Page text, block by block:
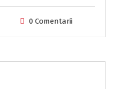
0 Comentarii